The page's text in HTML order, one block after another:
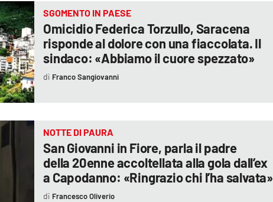
SGOMENTO IN PAESE
Omicidio Federica Torzullo, Saracena
risponde al dolore con una fiaccolata. Il
sindaco: «Abbiamo il cuore spezzato»
Franco Sangiovanni
NOTTE DI PAURA
San Giovanni in Fiore, parla il padre
della 20enne accoltellata alla gola dall’ex
a Capodanno: «Ringrazio chi l’ha salvata»
Francesco Oliverio